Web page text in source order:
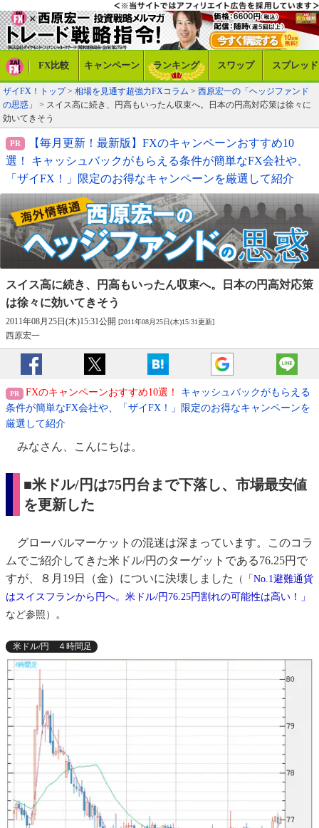
FX比較 キャンペーン ランキング スワップ スプレッド
ザイFX！トップ> 相場を見通す超強力FXコラム > 西原宏一の「ヘッジファンド
の思惑」
> スイス高に続き、円高もいったん収束へ。日本の円高対応策は徐々に
効いてきそう
【毎月更新！最新版】FXのキャンペーンおすすめ10
選！ キャッシュバックがもらえる条件が簡単なFX会社や、
「ザイFX！」限定のお得なキャンペーンを厳選して紹介
スイス高に続き、円高もいったん収束へ。
日本の円高対応策
は徐々に効いてきそう
2011年08月25日(木)15:31公開 [2011年08月25日(木)15:31更新]
西原宏一
FXのキャンペーンおすすめ10選！
キャッシュバックがもらえる
条件が簡単なFX会社や、「ザイFX！」限定のお得なキャンペーンを
厳選して紹介
みなさん、こんにちは。
■米ドル/円は75円台まで下落し、市場最安値
を更新した
グローバルマーケットの混迷は深まっています。このコラ
ムでご紹介してきた米ドル/円のターゲットである76.25円で
すが、８月19日（金）についに決壊しました
（
「No.1避難通貨
はスイスフランから円へ。米ドル/円76.25円割れの可能性は高い！」
など参照）
。
米ドル/円 ４時間足